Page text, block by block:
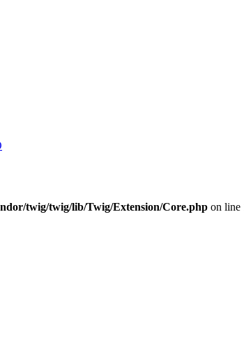
twig/twig/lib/Twig/Extension/Core.php on line